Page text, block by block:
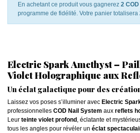
En achetant ce produit vous gagnerez 2
programme de fidélité. Votre panier totalisera
Electric Spark Amethyst –
Violet Holographique aux
Un éclat galactique pour des
Laissez vos poses s’illuminer avec Electric
professionnelles COD Nail System aux reflets
Leur teinte violet profond, éclatante et
tous les angles pour révéler un éclat